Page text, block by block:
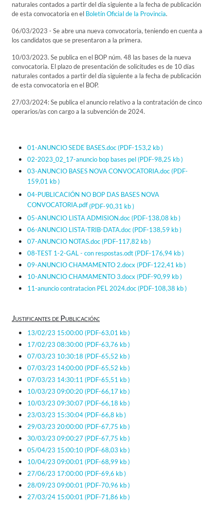
naturales contados a partir del día siguiente a la fecha de publicación
de esta convocatoria en el Boletín Oficial de la Provincia.
06/03/2023 - Se abre una nueva convocatoria, teniendo en cuenta a
los candidatos que se presentaron a la primera.
10/03/2023. Se publica en el BOP núm. 48 las bases de la nueva
convocatoria. El plazo de presentación de solicitudes es de 10 días
naturales contados a partir del día siguiente a la fecha de publicación
de esta convocatoria en el BOP.
27/03/2024: Se publica el anuncio relativo a la contratación de cinco
operarios/as con cargo a la subvención de 2024.
01-ANUNCIO SEDE BASES.doc(PDF-153,2 kb )
02-2023_02_17-anuncio bop bases pel(PDF-98,25 kb )
03-ANUNCIO BASES NOVA CONVOCATORIA.doc(PDF-
159,01 kb )
04-PUBLICACIÓN NO BOP DAS BASES NOVA
CONVOCATORIA.pdf(PDF-90,31 kb )
05-ANUNCIO LISTA ADMISION.doc(PDF-138,08 kb )
06-ANUNCIO LISTA-TRIB-DATA.doc(PDF-138,59 kb )
07-ANUNCIO NOTAS.doc(PDF-117,82 kb )
08-TEST 1-2-GAL - con respostas.odt(PDF-176,94 kb )
09-ANUNCIO CHAMAMENTO 2.docx (PDF-122,41 kb )
10-ANUNCIO CHAMAMENTO 3.docx (PDF-90,99 kb )
11-anuncio contratacion PEL 2024.doc(PDF-108,38 kb )
Justificantes de Publicación:
13/02/23 15:00:00(PDF-63,01 kb )
17/02/23 08:30:00(PDF-63,76 kb )
07/03/23 10:30:18 (PDF-65,52 kb )
07/03/23 14:00:00(PDF-65,52 kb )
07/03/23 14:30:11 (PDF-65,51 kb )
10/03/23 09:00:20(PDF-66,17 kb )
10/03/23 09:30:07 (PDF-66,18 kb )
23/03/23 15:30:04(PDF-66,8 kb )
29/03/23 20:00:00(PDF-67,75 kb )
30/03/23 09:00:27 (PDF-67,75 kb )
05/04/23 15:00:10(PDF-68,03 kb )
10/04/23 09:00:01 (PDF-68,99 kb )
27/06/23 17:00:00(PDF-69,6 kb )
28/09/23 09:00:01 (PDF-70,96 kb )
27/03/24 15:00:01 (PDF-71,86 kb )